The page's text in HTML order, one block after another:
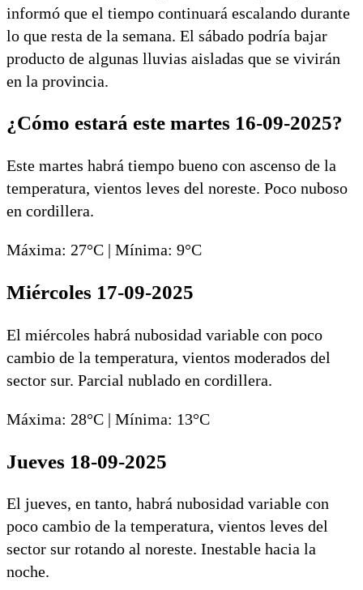
informó que el tiempo continuará escalando durante
lo que resta de la semana. El sábado podría bajar
producto de algunas lluvias aisladas que se vivirán
en la provincia.
¿Cómo estará este martes 16-09-2025?
Este martes habrá tiempo bueno con ascenso de la
temperatura, vientos leves del noreste. Poco nuboso
en cordillera.
Máxima: 27°C | Mínima: 9°C
Miércoles 17-09-2025
El miércoles habrá nubosidad variable con poco
cambio de la temperatura, vientos moderados del
sector sur. Parcial nublado en cordillera.
Máxima: 28°C | Mínima: 13°C
Jueves 18-09-2025
El jueves, en tanto, habrá nubosidad variable con
poco cambio de la temperatura, vientos leves del
sector sur rotando al noreste. Inestable hacia la
noche.